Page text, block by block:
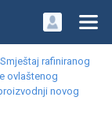
Smještaj rafiniranog
ovlaštenog
novog